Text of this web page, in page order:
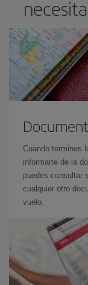
Cuando termines
informarte de la
puedes consultar
cualquier otro
vuelo.